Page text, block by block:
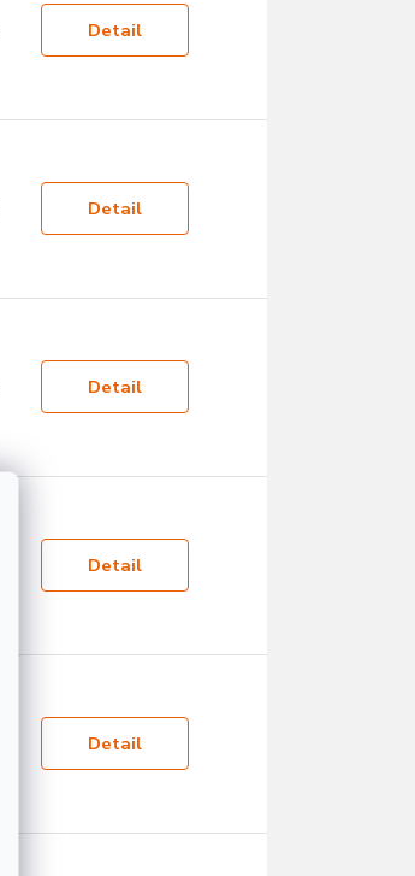
Detail
Detail
Detail
Detail
Detail